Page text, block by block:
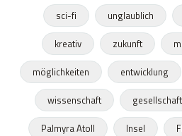
sci-fi
unglaublich
kreativ
zukunft
möglichkeiten
entwicklung
wissenschaft
gesellschaft
Palmyra Atoll
Insel